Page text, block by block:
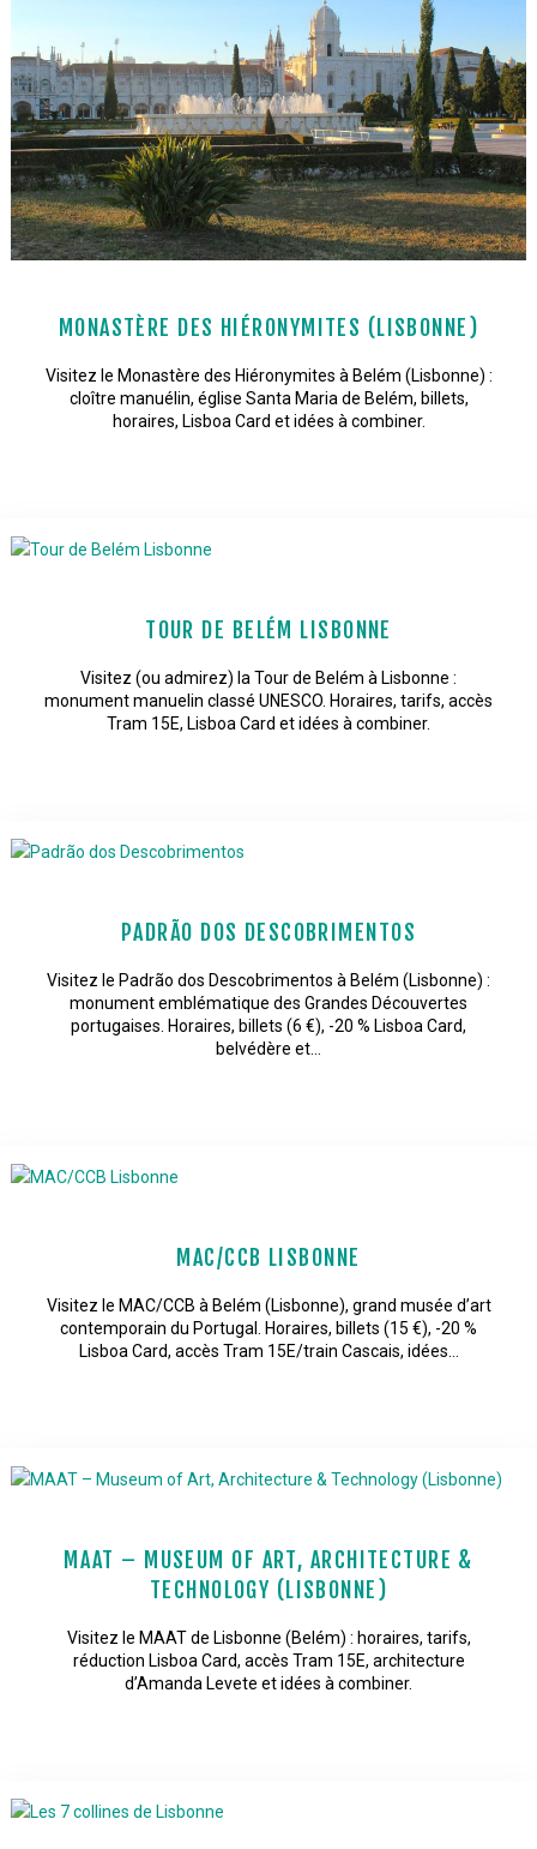
MONASTÈRE DES HIÉRONYMITES (LISBONNE)
Visitez le Monastère des Hiéronymites à Belém (Lisbonne) :
cloître manuélin, église Santa Maria de Belém, billets,
horaires, Lisboa Card et idées à combiner.
TOUR DE BELÉM LISBONNE
Visitez (ou admirez) la Tour de Belém à Lisbonne :
monument manuelin classé UNESCO. Horaires, tarifs, accès
Tram 15E, Lisboa Card et idées à combiner.
PADRÃO DOS DESCOBRIMENTOS
Visitez le Padrão dos Descobrimentos à Belém (Lisbonne) :
monument emblématique des Grandes Découvertes
portugaises. Horaires, billets (6 €), -20 % Lisboa Card,
belvédère et…
MAC/CCB LISBONNE
Visitez le MAC/CCB à Belém (Lisbonne), grand musée d’art
contemporain du Portugal. Horaires, billets (15 €), -20 %
Lisboa Card, accès Tram 15E/train Cascais, idées…
MAAT – MUSEUM OF ART, ARCHITECTURE &
TECHNOLOGY (LISBONNE)
Visitez le MAAT de Lisbonne (Belém) : horaires, tarifs,
réduction Lisboa Card, accès Tram 15E, architecture
d’Amanda Levete et idées à combiner.